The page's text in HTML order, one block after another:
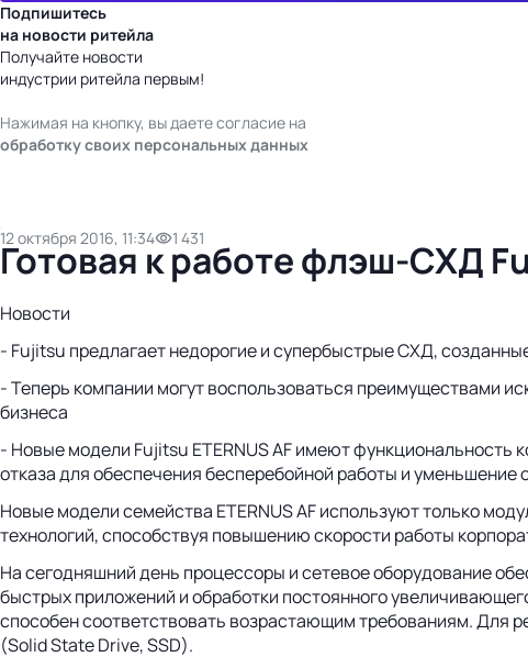
Подпишитесь
на новости ритейла
Получайте новости
индустрии ритейла первым!
Нажимая на кнопку, вы даете согласие на
обработку своих персональных данных
12 октября 2016, 11:34 1 431
Готовая к работе флэш-СХД
Новости
- Fujitsu предлагает недорогие и супербыстрые СХД,
- Теперь компании могут воспользоваться преимуществами
бизнеса
- Новые модели Fujitsu ETERNUS AF имеют функциональность
отказа для обеспечения бесперебойной работы и
Новые модели семейства ETERNUS AF используют только
технологий, способствуя повышению скорости работы
На сегодняшний день процессоры и сетевое оборудование
быстрых приложений и обработки постоянного
способен соответствовать возрастающим требованиям. Для
(Solid State Drive, SSD).